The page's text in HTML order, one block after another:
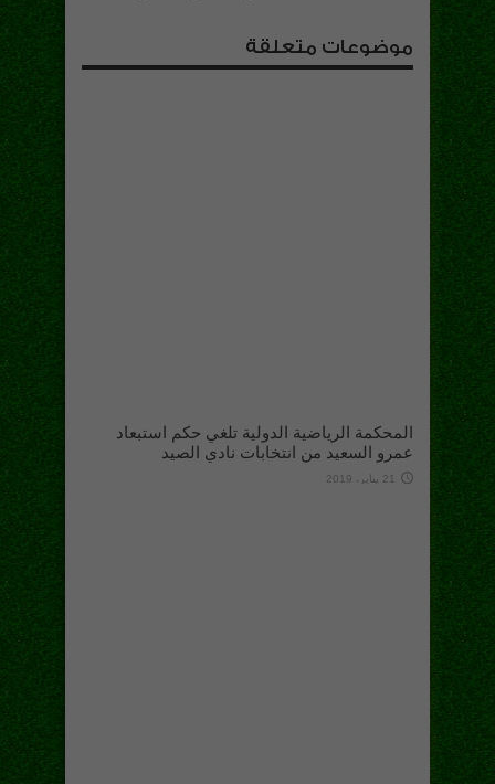
موضوعات متعلقة
المحكمة الرياضية الدولية تلغي حكم استبعاد
عمرو السعيد من انتخابات نادي الصيد
21 يناير، 2019